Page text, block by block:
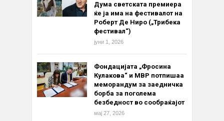
Дума светската премиера
ќе ја има на фестивалот на
Роберт Де Ниро („Трибека
фестивал“)
јуни 1, 2026
Фондацијата „Фросина
Кулакова“ и МВР потпишаа
меморандум за заедничка
борба за поголема
безбедност во сообраќајот
мај 27, 2026